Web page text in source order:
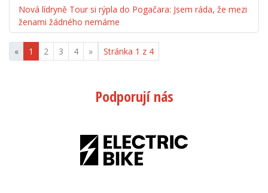
Nová lídryně Tour si rýpla do Pogačara: Jsem ráda, že mezi
ženami žádného nemáme
« 1 2 3 4 » Stránka 1 z 4
Podporují nás